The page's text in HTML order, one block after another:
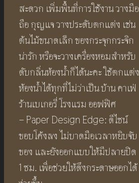
สะดวก เพิ่มพื้นที่การใช้งาน วางมือ
ถือ กุญแจ วางประดับตกแต่ง เช่น
ต้นไม้ขนาดเล็ก ของกระจุกกระจิก
น่ารัก หรือจะวางเครื่องหอมสำหรับ
ดับกลิ่นห้องน้ำก็ได้นะคะ ใช้ตกแต่ง
ห้องน้ำได้ทุกที่ไม่ว่าเป็น บ้าน คาเฟ่
ร้านเบเกอรี่ โรงแรม ออฟฟิศ
– Paper Design Edge: ดีไซน์
ขอบโค้งลง ไม่บาดมือเวลาหยิบจับ
ของ และยังออกแบบให้มีปลายปิด
1 ซม. เพื่อช่วยให้ดึงกระดาษออกได้